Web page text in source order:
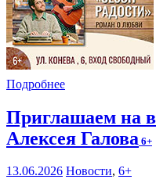
Подробнее
Приглашаем на
Алексея Галова 6+
13.06.2026 Новости, 6+